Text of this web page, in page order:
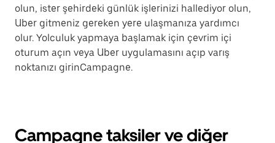
olun, ister şehirdeki günlük işlerinizi hallediyor olun,
Uber gitmeniz gereken yere ulaşmanıza yardımcı
olur. Yolculuk yapmaya başlamak için çevrim içi
oturum açın veya Uber uygulamasını açıp varış
noktanızı girinCampagne.
Campagne taksiler ve diğer